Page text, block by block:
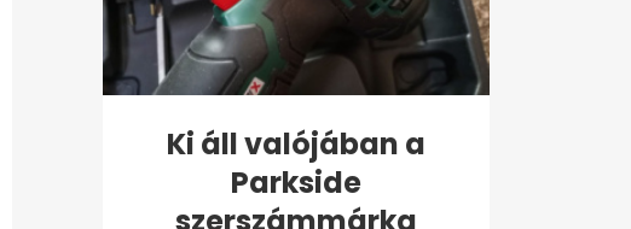
Ki áll valójában a
Parkside